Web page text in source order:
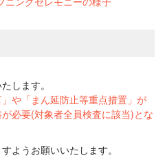
します。
や「まん延防止等重点措置」が
必要(対象者全員検査に該当)とな
ようお願いいたします。